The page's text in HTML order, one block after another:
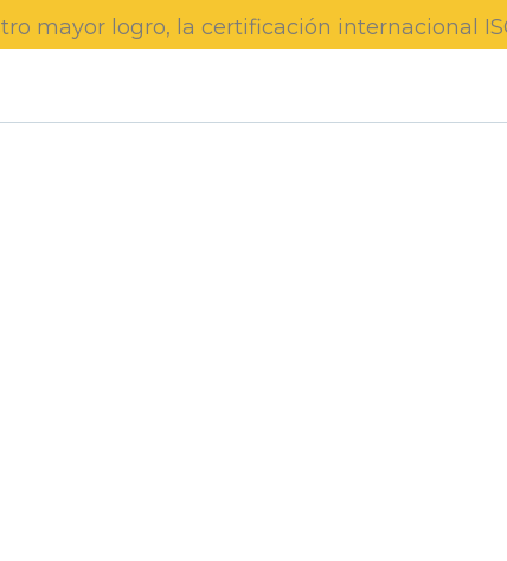
mayor logro, la certificación internacional